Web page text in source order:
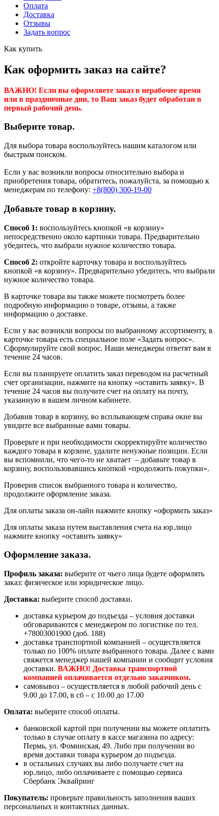
Оплата
Доставка
Отзывы
Задать вопрос
Как купить
Как оформить заказ на сайте?
ВАЖНО! Если вы оформляете заказ в нерабочее время
или в праздничные дни, то Ваш заказ будет обработан в
первый рабочий день.
Выберите товар.
Для выбора товара воспользуйтесь нашим каталогом или
быстрым поиском.
Если у вас возникли вопросы относительно выбора и
приобретения товара, обратитесь, пожалуйста, за помощью к
менеджерам по телефону: +8(800) 300-19-00
Добавьте товар в корзину.
Способ 1: воспользуйтесь кнопкой «в корзину»
непосредственно около картинки товара. Предварительно
убедитесь, что выбрали нужное количество товара.
Способ 2: откройте карточку товара и воспользуйтесь
кнопкой «в корзину». Предварительно убедитесь, что выбрали
нужное количество товара.
В карточке товара вы также можете посмотреть более
подробную информацию о товаре, отзывы, а также
информацию о доставке.
Если у вас возникли вопросы по выбранному ассортименту, в
карточке товара есть специальное поле «Задать вопрос».
Сформулируйте свой вопрос. Наши менеджеры ответят вам в
течение 24 часов.
Если вы планируете оплатить заказ переводом на расчетный
счет организации, нажмите на кнопку «оставить заявку». В
течение 24 часов вы получите счет на оплату на почту,
указанную в вашем личном кабинете.
Добавив товар в корзину, во всплывающем справа окне вы
увидите все выбранные вами товары.
Проверьте и при необходимости скорректируйте количество
каждого товара в корзине, удалите ненужные позиции. Если
вы вспомнили, что чего-то не хватает – добавьте товар в
корзину, воспользовавшись кнопкой «продолжить покупки».
Проверив список выбранного товара и количество,
продолжите оформление заказа.
Для оплаты заказа он-лайн нажмите кнопку «оформить заказ»
Для оплаты заказа путем выставления счета на юр.лицо
нажмите кнопку «оставить заявку»
Оформление заказа.
Профиль заказа: выберите от чьего лица будете оформлять
заказ: физическое или юридическое лицо.
Доставка: выберите способ доставки.
доставка курьером до подъезда – условия доставки
обговариваются с менеджером по логистике по тел.
+78003001900 (доб. 188)
доставка транспортной компанией – осуществляется
только по 100% оплате выбранного товара. Далее с вами
свяжется менеджер нашей компании и сообщит условия
доставки. ВАЖНО! Доставка транспортной
компанией оплачивается отдельно заказчиком.
самовывоз – осуществляется в любой рабочий день с
9.00 до 17.00, в сб – с 10.00 до 17.00
Оплата: выберите способ оплаты.
банковской картой при получении вы можете оплатить
только в случае оплату в кассе магазина по адресу:
Пермь, ул. Фоминская, 49. Либо при получении во
время доставки товара курьером до подъезда.
в остальных случаях вы либо получаете счет на
юр.лицо, либо оплачиваете с помощью сервиса
Сбербанк Эквайринг
Покупатель: проверьте правильность заполнения ваших
персональных и контактных данных.